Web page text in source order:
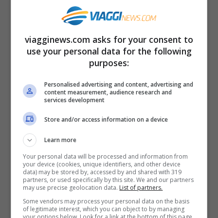
notte) per abbinarla facilmente a tutto e,
se viaggi in città, opta per un modello con
taglio urbano: sarai protetto anche durante
una passeggiata serale sotto la pioggia o
una visita improvvisata a un mercato
locale.
Nel 2025, la tecnologia da viaggio è
sempre più
accessori più utili da avere con sé è senza
dubbio una powerbank solare o ibrida,
capace di ricaricare smartphone,
fotocamere e smartwatch anche quando
viagginews.com asks for your consent to
use your personal data for the following
purposes:
Personalised advertising and content, advertising and
content measurement, audience research and
services development
Store and/or access information on a device
Learn more
Your personal data will be processed and information from
your device (cookies, unique identifiers, and other device
data) may be stored by, accessed by and shared with 319
partners, or used specifically by this site. We and our partners
may use precise geolocation data. List of partners.
Some vendors may process your personal data on the basis
of legitimate interest, which you can object to by managing